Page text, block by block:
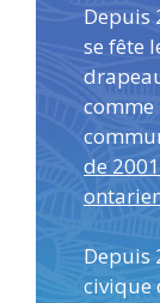
Depuis
se fête
comme
de
Depuis
civique